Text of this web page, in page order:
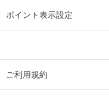
ポイント表示設定
ご利用規約